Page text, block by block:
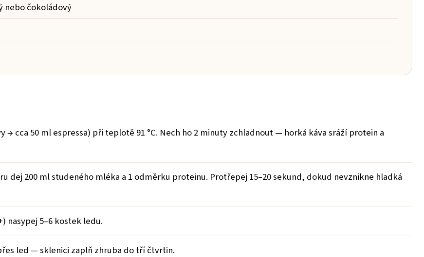
nebo čokoládový
→ cca 50 ml espressa) při teplotě 91 °C. Nech ho 2 minuty zchladnout — horká káva sráží protein a
dej 200 ml studeného mléka a 1 odměrku proteinu. Protřepej 15–20 sekund, dokud nevznikne hladká
nasypej 5–6 kostek ledu.
led — sklenici zaplň zhruba do tří čtvrtin.